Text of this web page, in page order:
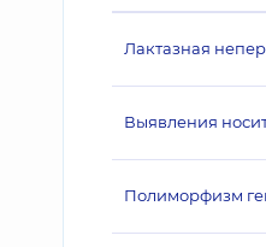
Лактазная
Выявления
Полиморфизм